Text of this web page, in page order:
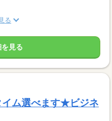
る
見る
ム選べます★ビジネ